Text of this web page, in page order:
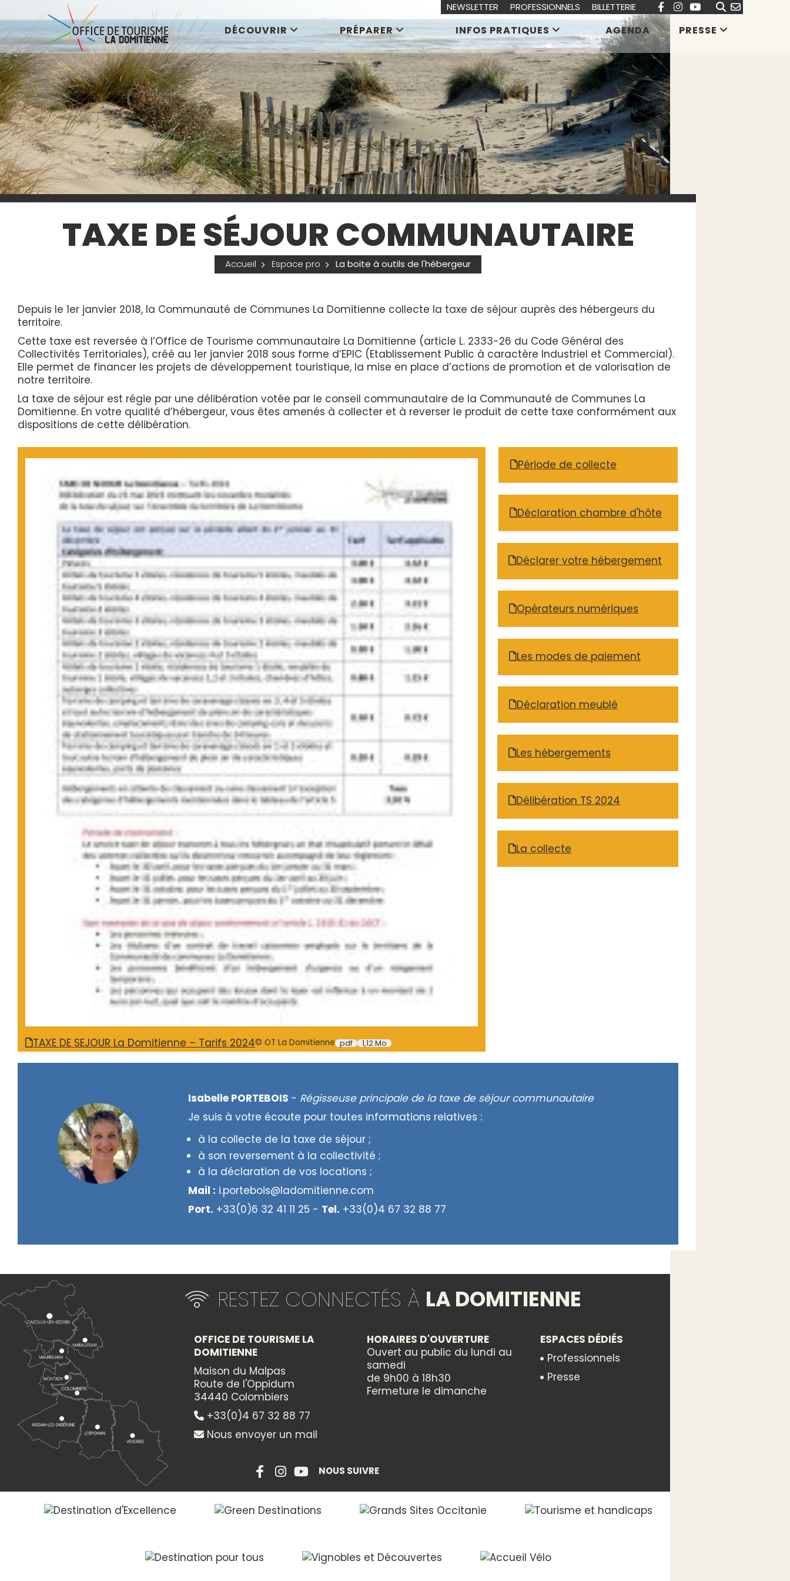
TAXE DE SÉJOUR COMMUNAUTAIRE
Accueil Espace pro La boite à outils de l'hébergeur
Depuis le 1er janvier 2018, la Communauté de Communes La Domitienne collecte la taxe de séjour auprès des hébergeurs du
territoire.
Cette taxe est reversée à l’Office de Tourisme communautaire La Domitienne (article L. 2333-26 du Code Général des
Collectivités Territoriales), créé au 1er janvier 2018 sous forme d’EPIC (Etablissement Public à caractère Industriel et Commercial).
Elle permet de financer les projets de développement touristique, la mise en place d’actions de promotion et de valorisation de
notre territoire.
La taxe de séjour est régie par une délibération votée par le conseil communautaire de la Communauté de Communes La
Domitienne. En votre qualité d’hébergeur, vous êtes amenés à collecter et à reverser le produit de cette taxe conformément aux
dispositions de cette délibération.
TAXE DE SEJOUR La Domitienne – Tarifs 2024© OT La Domitienne pdf 1,12 Mo
Opérateurs numériques
Déclaration meublé
Déclaration chambre d'hôte
Les modes de paiement
Période de collecte
Les hébergements
Déclarer votre hébergement
La collecte
Délibération TS 2024
Isabelle PORTEBOIS - Régisseuse principale de la taxe de séjour communautaire
Je suis à votre écoute pour toutes informations relatives :
à la collecte de la taxe de séjour ;
à son reversement à la collectivité ;
à la déclaration de vos locations ;
Mail : i.portebois@ladomitienne.com
Port. +33(0)6 32 41 11 25 - Tel. +33(0)4 67 32 88 77
DÉCOUVRIR PRÉPARER INFOS PRATIQUES AGENDA PRESSE
NEWSLETTER PROFESSIONNELS BILLETTERIE
RESTEZ CONNECTÉS À LA DOMITIENNE
OFFICE DE TOURISME LA
DOMITIENNE
Maison du Malpas
Route de l'Oppidum
34440 Colombiers
+33(0)4 67 32 88 77
Nous envoyer un mail
HORAIRES D'OUVERTURE
Ouvert au public du lundi au
samedi
de 9h00 à 18h30
Fermeture le dimanche
ESPACES DÉDIÉS
Professionnels
Presse
NOUS SUIVRE